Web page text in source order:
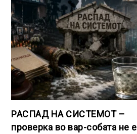
РАСПАД НА СИСТЕМОТ –
проверка во вар-собата не е